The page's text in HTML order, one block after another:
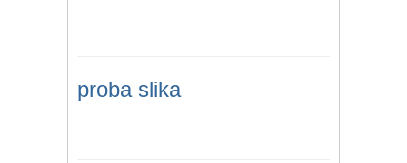
proba slika